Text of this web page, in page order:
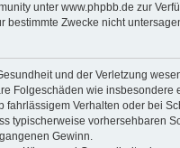
unter www.phpbb.de zur
Zwecke nicht
und der Verletzung
Folgeschäden wie insbesondere
Verhalten oder bei
typischerweise vorhersehbaren
Gewinn.